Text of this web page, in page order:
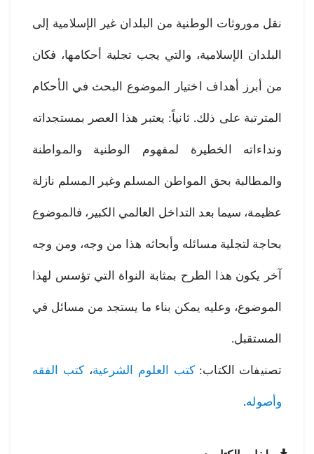
نقل موروثات الوطنية من البلدان غير الإسلامية إلى
البلدان الإسلامية، والتي يجب تجلية أحكامها، فكان
من أبرز أهداف اختيار الموضوع البحث في الأحكام
المترتبة على ذلك. ثانياً: يعتبر هذا العصر بمستجداته
ونداءاته الخطيرة لمفهوم الوطنية والمواطنة
والمطالبة بحق المواطن المسلم وغير المسلم نازلة
عظيمة، سيما بعد التداخل العالمي الكبير، فالموضوع
بحاجة لتجلية مسائله وأبحاثه هذا من وجه، ومن وجه
آخر يكون هذا الطرح بمثابة النواة التي تؤسس لهذا
الموضوع، وعليه يمكن بناء ما يستجد من مسائل في
المستقبل.
تصنيفات الكتاب:كتب العلوم الشرعية، كتب الفقه
وأصوله.